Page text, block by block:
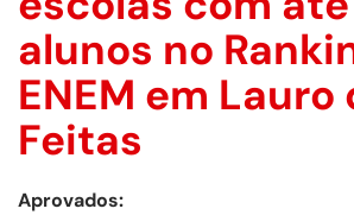
alunos no
ENEM em Lauro
Feitas
Aprovados: